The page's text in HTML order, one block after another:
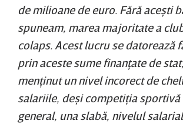
de milioane de euro. Fără aceşti
spuneam, marea majoritate a
colaps. Acest lucru se datorează
prin aceste sume finanţate de
menţinut un nivel incorect de
salariile, deşi competiţia sportivă
general, una slabă, nivelul